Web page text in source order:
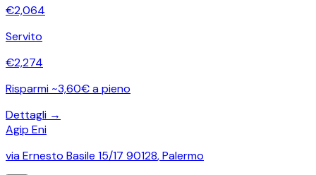
€2,064
Servito
€2,274
Risparmi ~3,60€ a pieno
Dettagli →
Agip Eni
via Ernesto Basile 15/17 90128,Palermo